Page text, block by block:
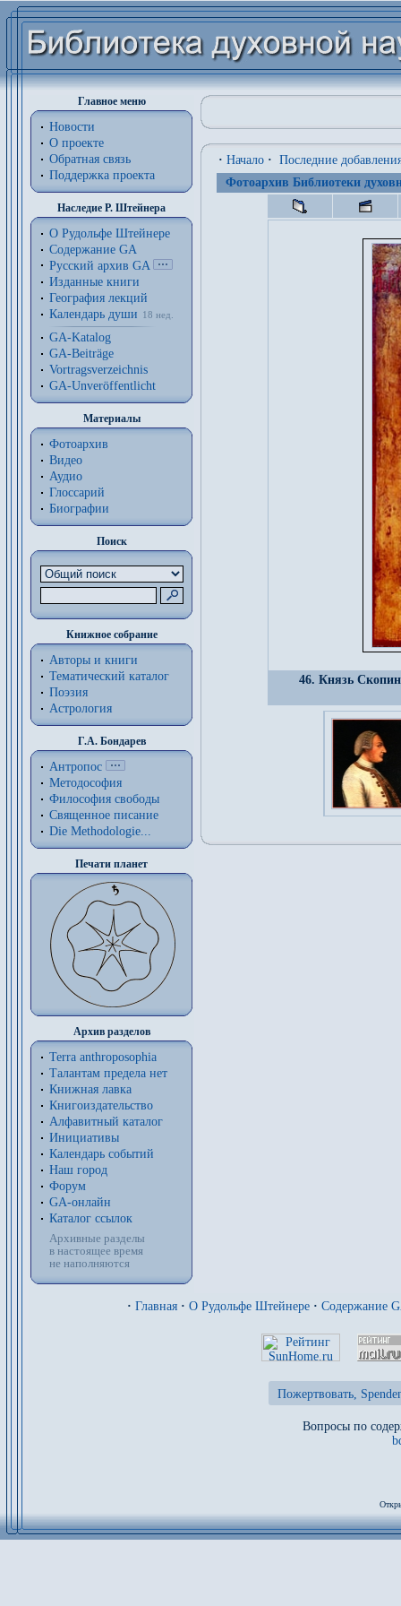
Главное меню
Новости
О проекте
Обратная связь
Поддержка проекта
Наследие Р. Штейнера
О Рудольфе Штейнере
Содержание GA
Русский архив GA
Изданные книги
География лекций
Календарь души
18 нед.
GA-Katalog
GA-Beiträge
Vortragsverzeichnis
GA-Unveröffentlicht
Материалы
Фотоархив
Видео
Аудио
Глоссарий
Биографии
Поиск
Книжное собрание
Авторы и книги
Тематический каталог
Поэзия
Астрология
Г.А. Бондарев
Антропос
Методософия
Философия cвободы
Священное писание
Die Methodologie...
Печати планет
Архив разделов
Terra anthroposophia
Талантам предела нет
Книжная лавка
Книгоиздательство
Алфавитный каталог
Инициативы
Календарь событий
Наш город
Форум
GA-онлайн
Каталог ссылок
Архивные разделы
в настоящее время
не наполняются
· Начало · Последние
Фотоархив Библиотеки
46. Князь
· Главная · О Рудольфе Штейнере · Содержание
Пожертвовать,
Вопросы по